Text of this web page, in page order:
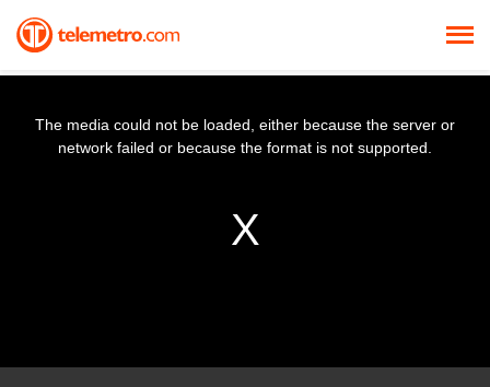
The media could not be loaded, either because the server or
network failed or because the format is not supported.